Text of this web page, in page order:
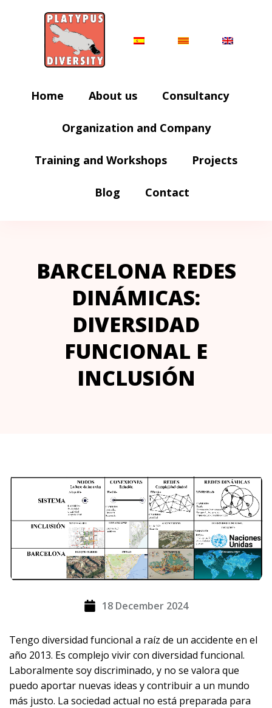
Home About us Consultancy
Organization and Company
Training and Workshops Projects
Blog Contact
BARCELONA REDES
DINÁMICAS:
DIVERSIDAD
FUNCIONAL E
INCLUSIÓN
18 December 2024
Tengo diversidad funcional a raíz de un accidente en el
año 2013. Es complejo vivir con diversidad funcional.
Laboralmente soy discriminado, y no se valora que
puedo aportar nuevas ideas y contribuir a un mundo
más justo. La sociedad actual no está preparada para